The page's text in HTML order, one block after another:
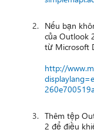
Nếu bạn
của Outlook
từ Microsoft
http://
Thêm tệp
2 để điều